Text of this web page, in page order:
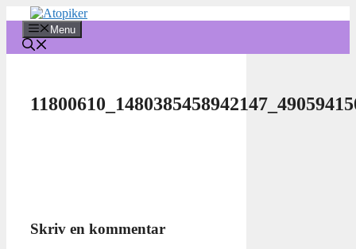
indhold
Menu
Skriv en kommentar